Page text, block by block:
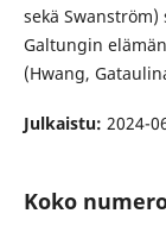
sekä
Galtungin
(Hwang,
Julkaistu: 2024-
Koko